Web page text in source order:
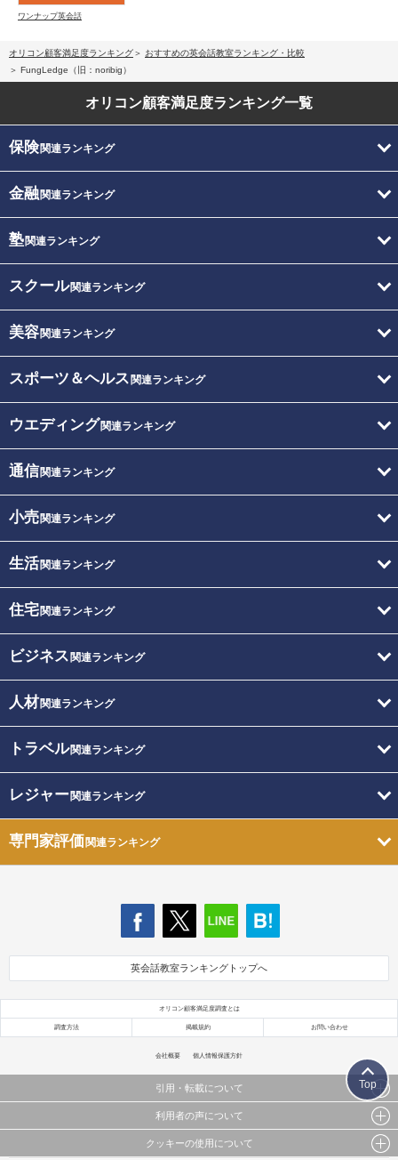
ワンナップ英会話
オリコン顧客満足度ランキング
おすすめの英会話教室ランキング・比較
FungLedge（旧：noribig）
オリコン顧客満足度ランキング一覧
保険関連ランキング
金融関連ランキング
塾関連ランキング
スクール関連ランキング
美容関連ランキング
スポーツ＆ヘルス 関連ランキング
ウエディング関連ランキング
通信関連ランキング
小売関連ランキング
生活関連ランキング
住宅関連ランキング
ビジネス 関連ランキング
人材関連ランキング
トラベル関連ランキング
レジャー関連ランキング
専門家評価関連ランキング
英会話教室ランキングトップへ
オリコン顧客満足度調査とは
調査方法 掲載規約 お問い合わせ
会社概要 個人情報保護方針
引用・転載について
当サイトで公開されている情報（文字、写真、イラスト、画像データ等）及びこれらの配置・
これらの情報を権利者の許可なく無断転載・複製などの二次利用を行うことは固く禁じており
利用者の声について
当サイトに掲載している内容はすべてサービスの利用者が提出された見解・感想です。
クッキーの使用について
Top